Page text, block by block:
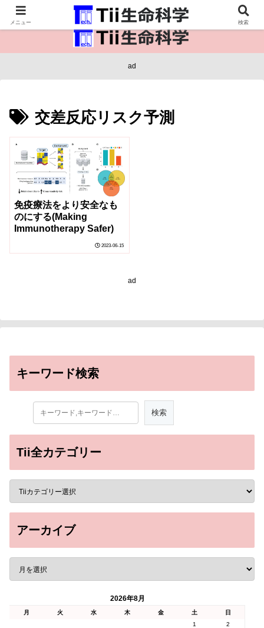
医療保健・生命・生物の情報インフラ。
ad
交差反応リスク予測
免疫療法をより安全なも
のにする(Making
Immunotherapy Safer)
2023-06-15
ad
キーワード検索
Tii全カテゴリー
アーカイブ
2026年8月
月 火 水 木 金 土
日
1
2
メニュー 検索